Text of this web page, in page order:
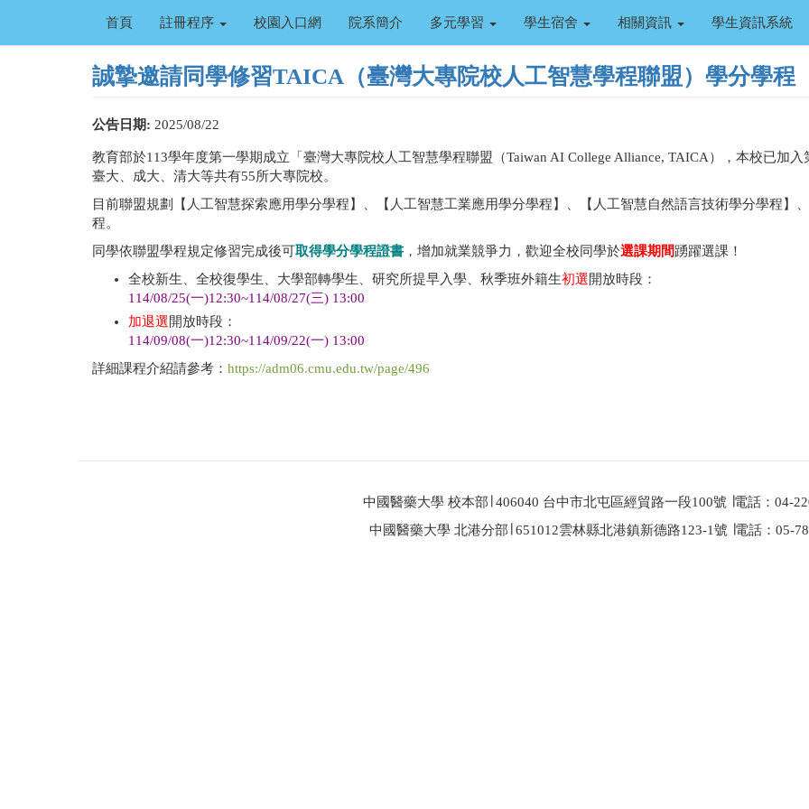
主
首頁 註冊程序 校園入口網 院系簡介 多元學習 學生宿舍 相關資訊 學生資訊系統
誠摯邀請同學修習TAICA（臺灣大專院校人工智慧學程聯盟）學分學程
公告日期: 2025/08/22
教育部於113學年度第一學期成立「臺灣大專院校人工智慧學程聯盟（Taiwan AI College Alliance, TAICA），本校已加
臺大、成大、清大等共有55所大專院校。
目前聯盟規劃【人工智慧探索應用學分學程】、【人工智慧工業應用學分學程】、【人工智慧自然語言技術學分學程】
程。
同學依聯盟學程規定修習完成後可取得學分學程證書 ，增加就業競爭力，歡迎全校同學於選課期間踴躍選課！
全校新生、全校復學生、大學部轉學生、研究所提早入學、秋季班外籍生初選開放時段：
114/08/25(一)12:30~114/08/27(三) 13:00
加退選開放時段：
114/09/08(一)12:30~114/09/22(一) 13:00
詳細課程介紹請參考： https://adm06.cmu.edu.tw/page/496
中國醫藥大學 校本部∣ 406040 台中市北屯區經貿路一段100號 ∣電話：04-
中國醫藥大學 北港分部∣ 651012雲林縣北港鎮新德路123-1號 ∣電話：05-